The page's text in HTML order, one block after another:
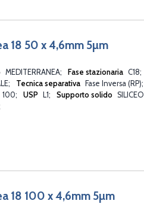
18 50 x 4,6mm 5µm
MEDITERRANEA Fase stazionaria C18
Tecnica separativa
Fase Inversa (RP)
100 USP L1 Supporto solido SILICEO
18 100 x 4,6mm 5µm